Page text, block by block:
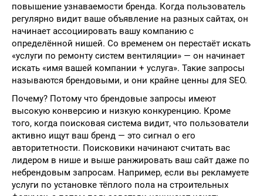
повышение узнаваемости бренда. Когда пользователь
регулярно видит ваше объявление на разных сайтах, он
начинает ассоциировать вашу компанию с
определённой нишей. Со временем он перестаёт искать
«услуги по ремонту систем вентиляции» — он начинает
искать «имя вашей компании + услуга». Такие запросы
называются брендовыми, и они крайне ценны для SEO.
Почему? Потому что брендовые запросы имеют
высокую конверсию и низкую конкуренцию. Кроме
того, когда поисковая система видит, что пользователи
активно ищут ваш бренд — это сигнал о его
авторитетности. Поисковики начинают считать вас
лидером в нише и выше ранжировать ваш сайт даже по
небрендовым запросам. Например, если вы рекламуете
услуги по установке тёплого пола на строительных